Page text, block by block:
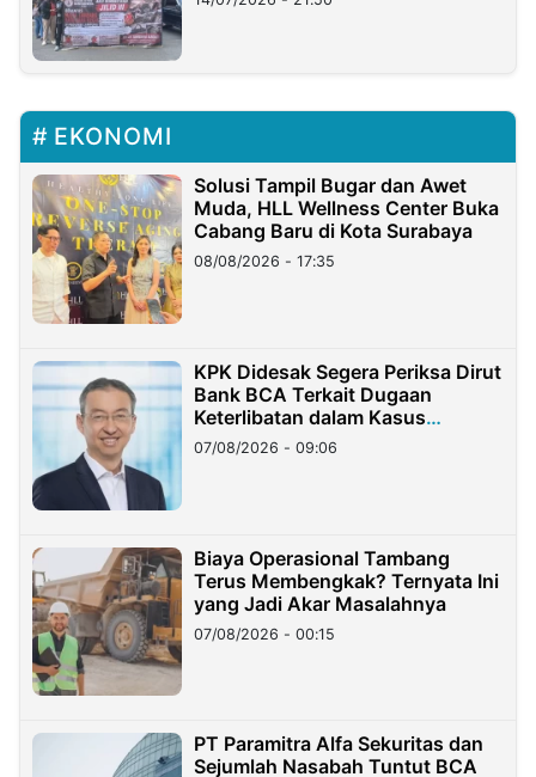
EKONOMI
Solusi Tampil Bugar dan Awet
Muda, HLL Wellness Center Buka
Cabang Baru di Kota Surabaya
08/08/2026 - 17:35
KPK Didesak Segera Periksa Dirut
Bank BCA Terkait Dugaan
Keterlibatan dalam Kasus
Hilangnya Dana Nasabah Rp2,58
Miliar
07/08/2026 - 09:06
Biaya Operasional Tambang
Terus Membengkak? Ternyata Ini
yang Jadi Akar Masalahnya
07/08/2026 - 00:15
PT Paramitra Alfa Sekuritas dan
Sejumlah Nasabah Tuntut BCA